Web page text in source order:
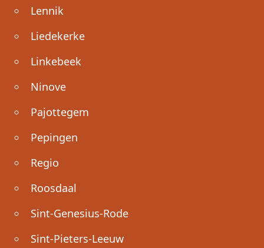
Lennik
Liedekerke
Linkebeek
Ninove
Pajottegem
Pepingen
Regio
Roosdaal
Sint-Genesius-Rode
Sint-Pieters-Leeuw